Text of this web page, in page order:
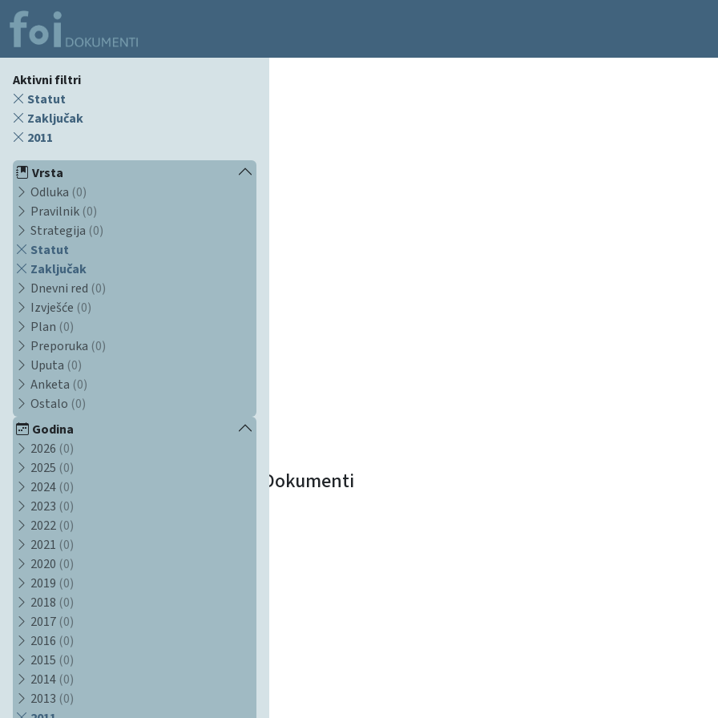
Aktivni filtri
Statut
Zaključak
2011
Vrsta
Odluka (0)
Pravilnik (0)
Strategija (0)
Statut
Zaključak
Dnevni red (0)
Izvješće (0)
Plan (0)
Preporuka (0)
Uputa (0)
Anketa (0)
Ostalo (0)
Godina
2026 (0)
2025 (0)
2024 (0)
2023 (0)
2022 (0)
2021 (0)
2020 (0)
2019 (0)
2018 (0)
2017 (0)
2016 (0)
2015 (0)
2014 (0)
2013 (0)
Dokumenti